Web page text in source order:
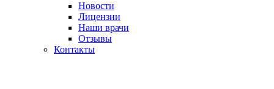
Новости
Лицензии
Наши врачи
Отзывы
Контакты